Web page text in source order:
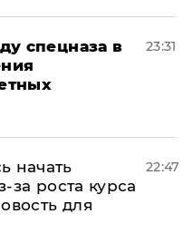
спецназа в
23:31
начать
за роста курса
для
22:47